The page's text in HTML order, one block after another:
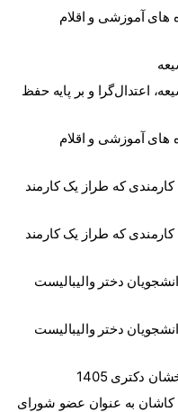
های آموزشی و اقلام
اعتدال‌گرا و بر پایه حفظ
های آموزشی و اقلام
که طراز یک کارمند
که طراز یک کارمند
دختر والیبالیست
دختر والیبالیست
دکتری 1405
کاشان به عنوان عضو شورای